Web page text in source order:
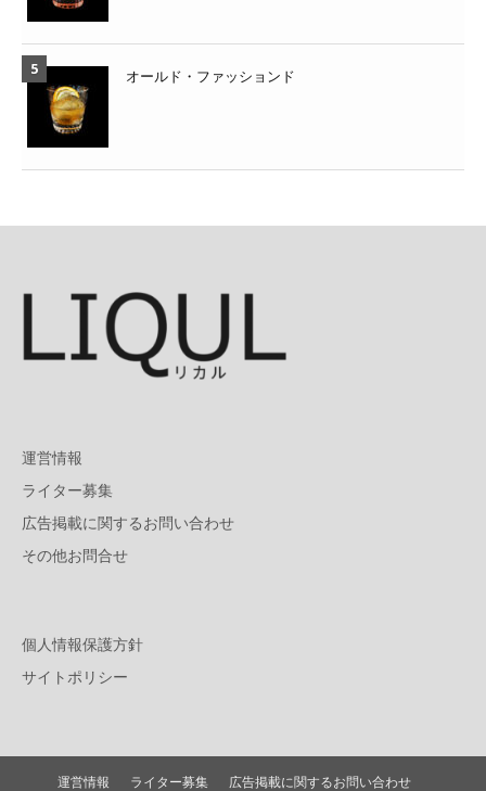
オールド・ファッションド
運営情報
ライター募集
広告掲載に関するお問い合わせ
その他お問合せ
個人情報保護方針
サイトポリシー
運営情報 ライター募集 広告掲載に関するお問い合わせ